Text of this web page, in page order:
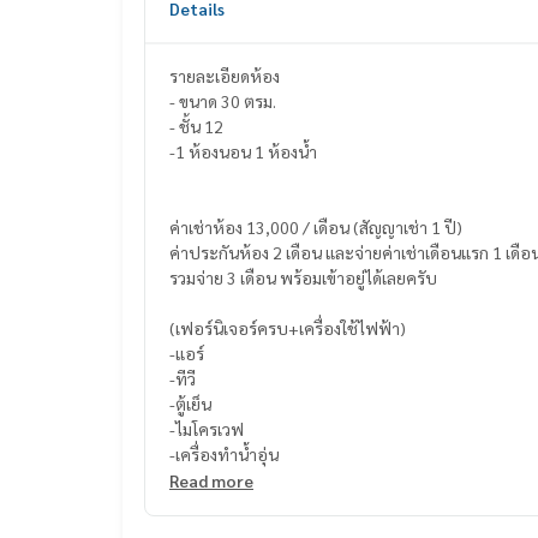
Details
รายละเอียดห้อง
- ขนาด 30 ตรม.
- ชั้น 12
-1 ห้องนอน 1 ห้องน้ำ
ค่าเช่าห้อง 13,000 / เดือน (สัญญาเช่า 1 ปี)
ค่าประกันห้อง 2 เดือน และจ่ายค่าเช่าเดือนแรก 1 เดือ
รวมจ่าย 3 เดือน พร้อมเข้าอยู่ได้เลยครับ
(เฟอร์นิเจอร์ครบ+เครื่องใช้ไฟฟ้า)
-แอร์
-ทีวี
-ตู้เย็น
-ไมโครเวฟ
-เครื่องทำน้ำอุ่น
Read more